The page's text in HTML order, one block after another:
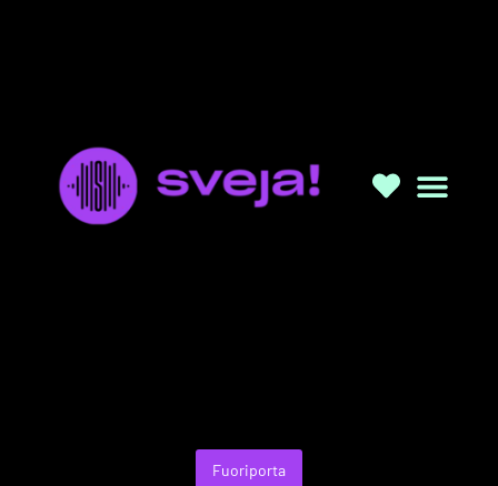
Fuoriporta